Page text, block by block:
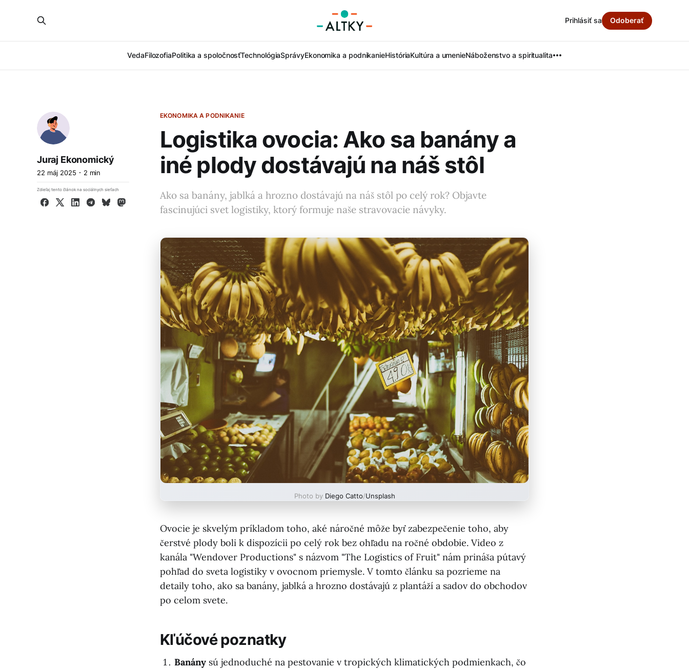
VedaFilozofiaPolitika a spoločnosťTechnológiaSprávyEkonomika a podnikanieHistóriaKultúra a umenieNáboženstvo a spiritualita
Prihlásiť sa Odoberať
EKONOMIKA A PODNIKANIE
Logistika ovocia: Ako sa banány a
iné plody dostávajú na náš stôl
Ako sa banány, jablká a hrozno dostávajú na náš stôl po celý rok? Objavte
fascinujúci svet logistiky, ktorý formuje naše stravovacie návyky.
Juraj Ekonomický
22 máj 2025 2 min
Zdieľaj tento článok na sociálnych sieťach
Facebook
X LinkedInTelegram
BlueskyMastodon
Photo by Diego Catto/Unsplash
Ovocie je skvelým príkladom toho, aké náročné môže byť zabezpečenie toho, aby
čerstvé plody boli k dispozícii po celý rok bez ohľadu na ročné obdobie. Video z
kanála "Wendover Productions" s názvom "The Logistics of Fruit" nám prináša pútavý
pohľad do sveta logistiky v ovocnom priemysle. V tomto článku sa pozrieme na
detaily toho, ako sa banány, jablká a hrozno dostávajú z plantáží a sadov do obchodov
po celom svete.
Kľúčové poznatky
Banány sú jednoduché na pestovanie v tropických klimatických podmienkach, čo